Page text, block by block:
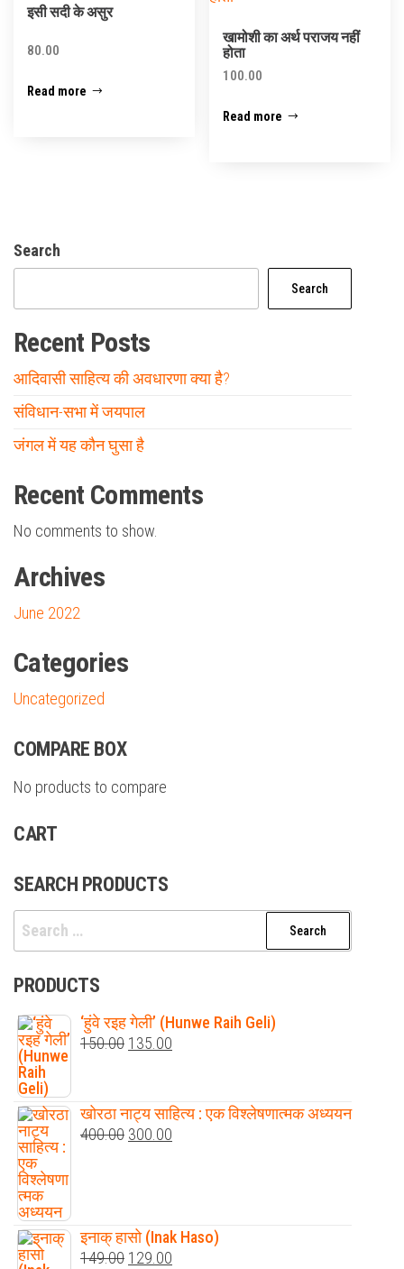
इसी सदी के असुर
80.00
Read more
खामोशी का अर्थ पराजय नहीं
होता
100.00
Read more
Search
Search
Recent Posts
आदिवासी साहित्य की अवधारणा क्या है?
संविधान-सभा में जयपाल
जंगल में यह कौन घुसा है
Recent Comments
No comments to show.
Archives
June 2022
Categories
Uncategorized
COMPARE BOX
No products to compare
CART
SEARCH PRODUCTS
Search
for:
PRODUCTS
‘हुंवे रइह गेली’ (Hunwe Raih Geli)
150.00 Original
₹150.00.
135.00
₹135.00.
खोरठा नाट्य साहित्य : एक विश्लेषणात्मक अध्ययन
400.00 Original
300.00
इनाक् हासो (Inak Haso)
149.00 Original
129.00